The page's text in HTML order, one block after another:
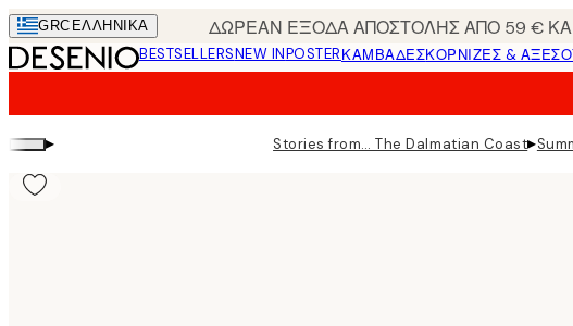
Skip
to
main
GRC ΕΛΛΗΝΙΚΆ ΔΩΡΕΑΝ ΕΞΟΔΑ ΑΠΟΣΤΟΛΗΣ ΑΠΟ 59 €
BESTSELLERSNEW INPOSTERΚΑΜΒΆΔΕΣΚΟΡΝΊΖΕΣ &
▸ Stories from… The Dalmatian Coast▸